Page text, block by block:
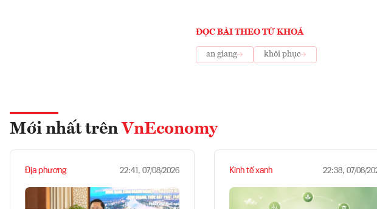
ĐỌC BÀI THEO TỪ KHOÁ
an giang khôi phục
Mới nhất trên VnEconomy
Địa phương 22:41, 07/08/2026 Kinh tế xanh 22:38, 07/08/